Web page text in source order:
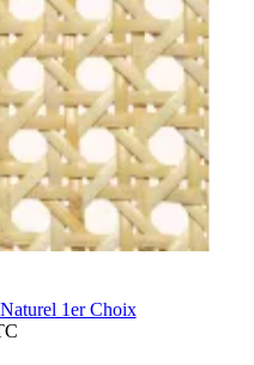
1er Choix